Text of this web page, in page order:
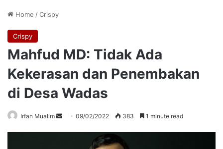
Home /Crispy
Crispy
Mahfud MD: Tidak Ada
Kekerasan dan Penembakan
di Desa Wadas
Irfan Mualim
Send09/02/2022 383 1 minute read